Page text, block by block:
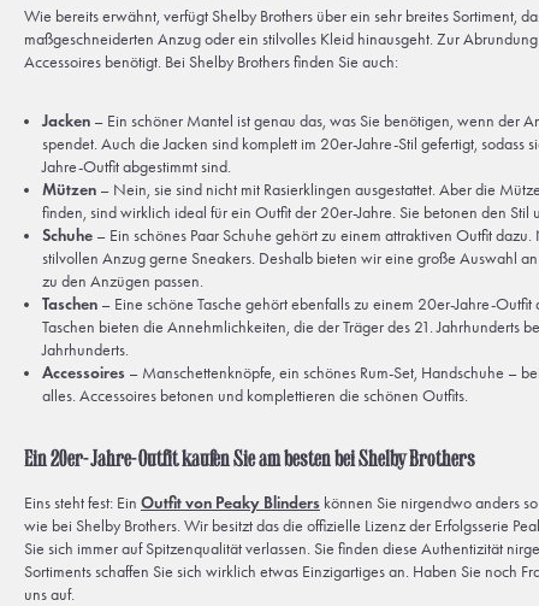
Wie bereits erwähnt, verfügt Shelby Brothers über ein sehr breites Sortiment,
maßgeschneiderten Anzug oder ein stilvolles Kleid hinausgeht. Zur
Accessoires benötigt. Bei Shelby Brothers finden Sie auch:
Jacken – Ein schöner Mantel ist genau das, was Sie benötigen, wenn der
spendet. Auch die Jacken sind komplett im 20er-Jahre-Stil gefertigt, sodass
Jahre-Outfit abgestimmt sind.
Mützen – Nein, sie sind nicht mit Rasierklingen ausgestattet. Aber die
finden, sind wirklich ideal für ein Outfit der 20er-Jahre. Sie betonen den Stil
Schuhe – Ein schönes Paar Schuhe gehört zu einem attraktiven Outfit
stilvollen Anzug gerne Sneakers. Deshalb bieten wir eine große Auswahl
zu den Anzügen passen.
Taschen – Eine schöne Tasche gehört ebenfalls zu einem 20er-Jahre-Outfit
Taschen bieten die Annehmlichkeiten, die der Träger des 21. Jahrhunderts
Jahrhunderts.
Accessoires – Manschettenknöpfe, ein schönes Rum-Set, Handschuhe –
alles. Accessoires betonen und komplettieren die schönen Outfits.
Ein 20er-Jahre-Outfit kaufen Sie am besten bei Shelby Brothers
Eins steht fest: Ein Outfit von Peaky Blinders können Sie nirgendwo anders
wie bei Shelby Brothers. Wir besitzt das die offizielle Lizenz der Erfolgsserie
Sie sich immer auf Spitzenqualität verlassen. Sie finden diese Authentizität
Sortiments schaffen Sie sich wirklich etwas Einzigartiges an. Haben Sie noch
uns auf.